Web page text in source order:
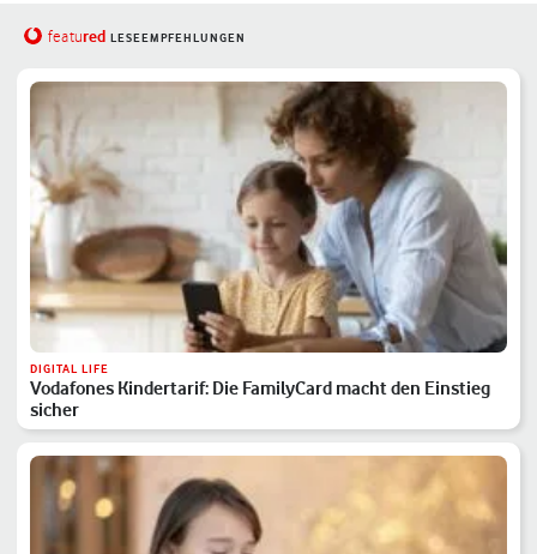
featured LESEEMPFEHLUNGEN
DIGITAL LIFE
Vodafones Kindertarif: Die FamilyCard macht den Einstieg
sicher